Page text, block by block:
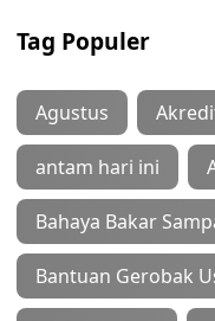
Tag Populer
Agustus
antam hari ini
Bahaya Bakar
Bantuan Gerobak